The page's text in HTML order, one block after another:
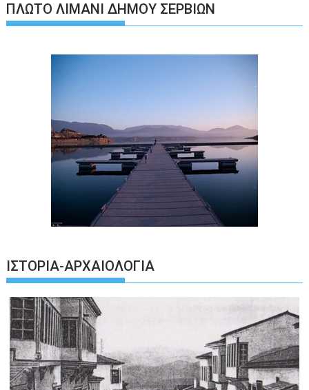
ΠΛΩΤΌ ΛΙΜΆΝΙ ΔΉΜΟΥ ΣΕΡΒΊΩΝ
ΙΣΤΟΡΊΑ-ΑΡΧΑΙΟΛΟΓΊΑ